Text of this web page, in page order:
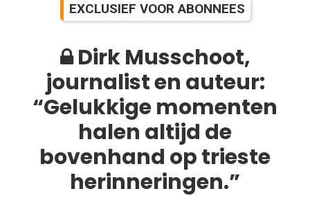
EXCLUSIEF VOOR ABONNEES
Dirk Musschoot,
journalist en auteur:
“Gelukkige momenten
halen altijd de
bovenhand op trieste
herinneringen.”